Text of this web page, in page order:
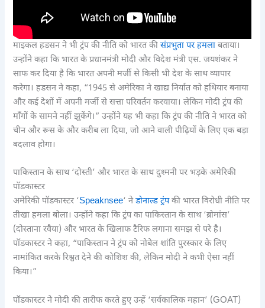
माइकल हडसन ने भी ट्रंप की नीति को भारत कीसंप्रभुता पर हमला बताया।
उन्होंने कहा कि भारत के प्रधानमंत्री मोदी और विदेश मंत्री एस. जयशंकर ने
साफ कर दिया है कि भारत अपनी मर्जी से किसी भी देश के साथ व्यापार
करेगा। हडसन ने कहा, “1945 से अमेरिका ने खाद्य निर्यात को हथियार बनाया
और कई देशों में अपनी मर्जी से सत्ता परिवर्तन करवाया। लेकिन मोदी ट्रंप की
माँगों के सामने नहीं झुकेंगे।” उन्होंने यह भी कहा कि ट्रंप की नीति ने भारत को
चीन और रूस के और करीब ला दिया, जो आने वाली पीढ़ियों के लिए एक बड़ा
बदलाव होगा।
पाकिस्तान के साथ ‘दोस्ती’ और भारत के साथ दुश्मनी पर भड़के अमेरिकी
पॉडकास्टर
अमेरिकी पॉडकास्टर ‘Speaknsee‘ नेडोनाल्ड ट्रंपकी भारत विरोधी नीति पर
तीखा हमला बोला। उन्होंने कहा कि ट्रंप का पाकिस्तान के साथ ‘ब्रोमांस’
(दोस्ताना रवैया) और भारत के खिलाफ टैरिफ लगाना समझ से परे है।
पॉडकास्टर ने कहा, “पाकिस्तान ने ट्रंप को नोबेल शांति पुरस्कार के लिए
नामांकित करके रिश्वत देने की कोशिश की, लेकिन मोदी ने कभी ऐसा नहीं
किया।”
पॉडकास्टर ने मोदी की तारीफ करते हुए उन्हें ‘सर्वकालिक महान’ (GOAT)